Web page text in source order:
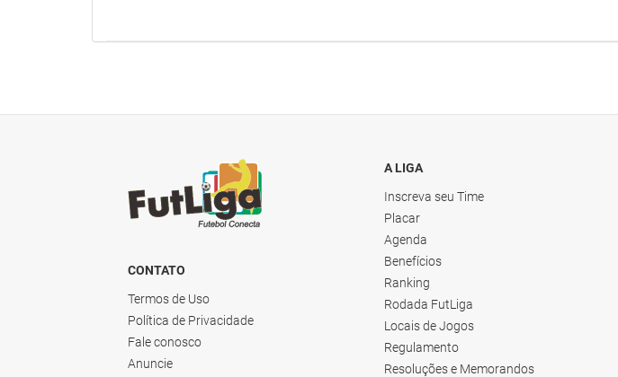
CONTATO
Termos de Uso
Política de Privacidade
Fale conosco
Anuncie
A LIGA
Inscreva seu Time
Placar
Agenda
Benefícios
Ranking
Rodada FutLiga
Locais de Jogos
Regulamento
Resoluções e Memorandos